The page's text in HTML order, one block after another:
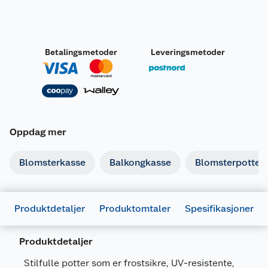
Betalingsmetoder Leveringsmetoder
Oppdag mer
Blomsterkasse Balkongkasse Blomsterpotte
Produktdetaljer Produktomtaler Spesifikasjoner
Produktdetaljer
Stilfulle potter som er frostsikre, UV-resistente,